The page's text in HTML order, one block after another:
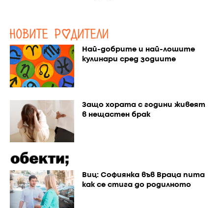
Най-добрите и най-лошите
кулинари сред зодиите
Защо хората с години живеят
в нещастен брак
Виц: Софиянка във Враца пита
как се стига до родилното